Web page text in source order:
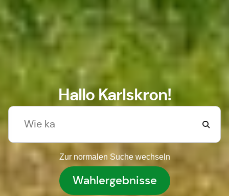
Hallo Karlskron!
Zur normalen Suche wechseln
Wahlergebnisse